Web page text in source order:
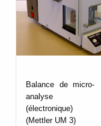
Balance de micro-
analyse
(électronique)
(Mettler UM 3)